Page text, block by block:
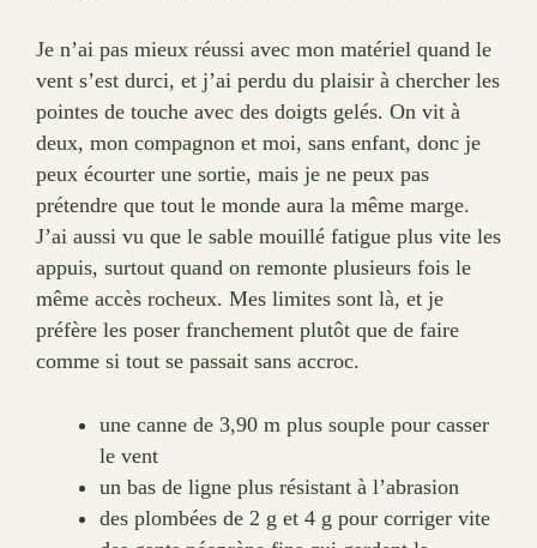
Je n’ai pas mieux réussi avec mon matériel quand le
vent s’est durci, et j’ai perdu du plaisir à chercher les
pointes de touche avec des doigts gelés. On vit à
deux, mon compagnon et moi, sans enfant, donc je
peux écourter une sortie, mais je ne peux pas
prétendre que tout le monde aura la même marge.
J’ai aussi vu que le sable mouillé fatigue plus vite les
appuis, surtout quand on remonte plusieurs fois le
même accès rocheux. Mes limites sont là, et je
préfère les poser franchement plutôt que de faire
comme si tout se passait sans accroc.
une canne de 3,90 m plus souple pour casser
le vent
un bas de ligne plus résistant à l’abrasion
des plombées de 2 g et 4 g pour corriger vite